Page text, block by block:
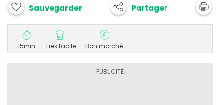
Sauvegarder Partager
15min Très facile Bon marché